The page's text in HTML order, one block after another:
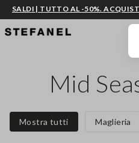
VAI AL CONTENUTO PRINCIPALE
SALDI | TUTTO AL -50%.
Mid
Mostra tutti Maglieria